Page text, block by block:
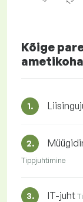
Kõige
1.
2.
Tippjuhtimine
3. IT-juht